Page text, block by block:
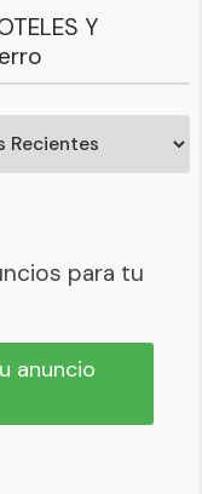
Y
para tu
anuncio